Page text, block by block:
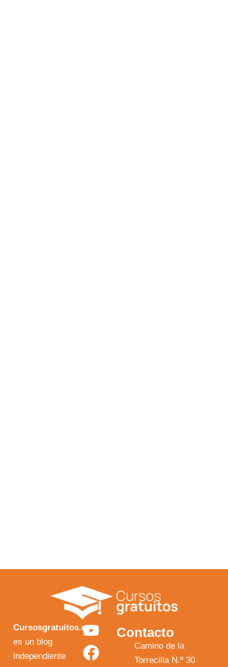
Cursosgratuitos.es
es un blog
independiente
Y
o
u
F
a
c
I
n
s
X
-
t
Contacto
Camino de la
Torrecilla N.º 30